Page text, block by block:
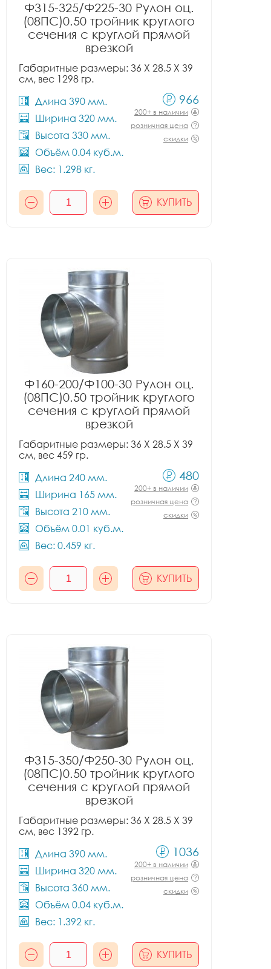
Ф315-325/Ф225-30 Рулон оц.
(08ПС)0.50 тройник круглого
сечения с круглой прямой
врезкой
Габаритные размеры: 36 X 28.5 X 39
см, вес 1298 гр.
Длина 390 мм.
Ширина 320 мм.
Высота 330 мм.
Объём 0.04 куб.м.
Вес: 1.298 кг.
966
200+ в наличии
розничная цена
скидки
КУПИТЬ
Ф160-200/Ф100-30 Рулон оц.
(08ПС)0.50 тройник круглого
сечения с круглой прямой
врезкой
Габаритные размеры: 36 X 28.5 X 39
см, вес 459 гр.
Длина 240 мм.
Ширина 165 мм.
Высота 210 мм.
Объём 0.01 куб.м.
Вес: 0.459 кг.
480
200+ в наличии
розничная цена
скидки
КУПИТЬ
Ф315-350/Ф250-30 Рулон оц.
(08ПС)0.50 тройник круглого
сечения с круглой прямой
врезкой
Габаритные размеры: 36 X 28.5 X 39
см, вес 1392 гр.
Длина 390 мм.
Ширина 320 мм.
Высота 360 мм.
Объём 0.04 куб.м.
Вес: 1.392 кг.
1036
200+ в наличии
розничная цена
скидки
КУПИТЬ